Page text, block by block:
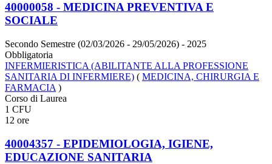
40000058 - MEDICINA PREVENTIVA E
SOCIALE
Secondo Semestre (02/03/2026 - 29/05/2026) - 2025
Obbligatoria
INFERMIERISTICA (ABILITANTE ALLA PROFESSIONE
SANITARIA DI INFERMIERE) ( MEDICINA, CHIRURGIA E
FARMACIA )
Corso di Laurea
1 CFU
12 ore
40004357 - EPIDEMIOLOGIA, IGIENE,
EDUCAZIONE SANITARIA